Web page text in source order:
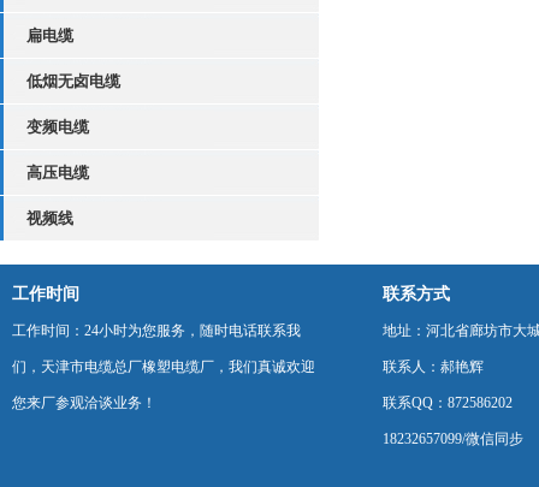
扁电缆
低烟无卤电缆
变频电缆
高压电缆
视频线
工作时间
工作时间：24小时为您服务，随时电话联系我
们，天津市电缆总厂橡塑电缆厂，我们真诚欢迎
您来厂参观洽谈业务！
联系方式
地址：河北省廊坊市大
联系人：郝艳辉
联系QQ：872586202
18232657099/微信同步